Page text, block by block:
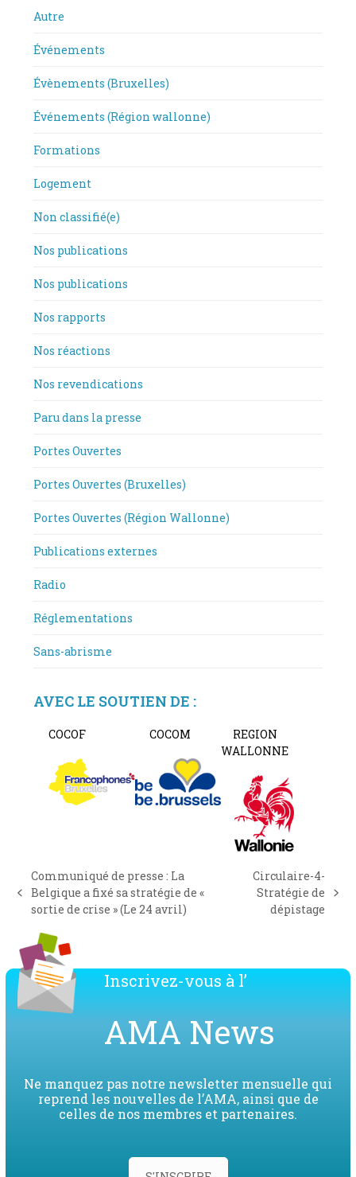
Autre
Événements
Évènements (Bruxelles)
Événements (Région wallonne)
Formations
Logement
Non classifié(e)
Nos publications
Nos publications
Nos rapports
Nos réactions
Nos revendications
Paru dans la presse
Portes Ouvertes
Portes Ouvertes (Bruxelles)
Portes Ouvertes (Région Wallonne)
Publications externes
Radio
Réglementations
Sans-abrisme
AVEC LE SOUTIEN DE :
COCOF COCOM
REGION
WALLONNE
previous
post:
Communiqué de presse : La
Belgique a fixé sa stratégie de «
sortie de crise » (Le 24 avril)
next
post:
Circulaire-4-
Stratégie de
dépistage
Inscrivez-vous à l’
AMA News
Ne manquez pas notre newsletter mensuelle qui
reprend les nouvelles de l’AMA, ainsi que de
celles de nos membres et partenaires.